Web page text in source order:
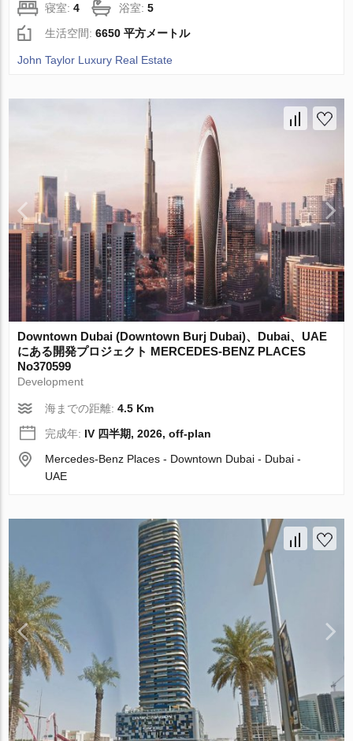
寝室:4 浴室:5
生活空間:6650 平方メートル
John Taylor Luxury Real Estate
Downtown Dubai (Downtown Burj Dubai)、Dubai、UAE
にある開発プロジェクト MERCEDES-BENZ PLACES
No370599
Development
海までの距離:4.5 Km
完成年: IV 四半期, 2026, off-plan
Mercedes-Benz Places - Downtown Dubai - Dubai -
UAE